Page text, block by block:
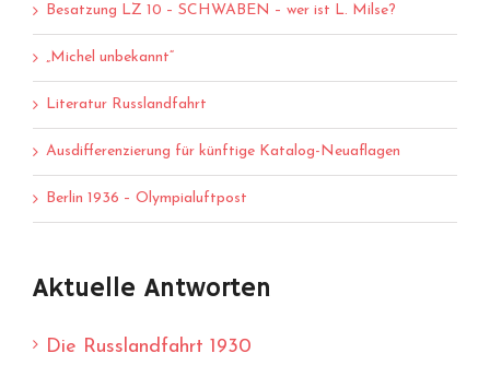
Besatzung LZ 10 – SCHWABEN – wer ist L. Milse?
„Michel unbekannt“
Literatur Russlandfahrt
Ausdifferenzierung für künftige Katalog-Neuaflagen
Berlin 1936 – Olympialuftpost
Aktuelle Antworten
Die Russlandfahrt 1930